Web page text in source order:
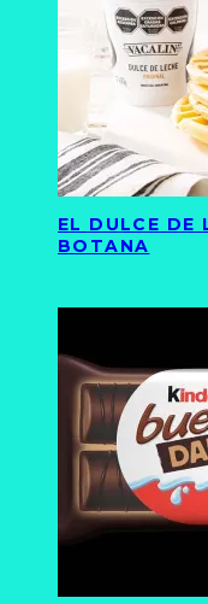
EL DULCE DE
BOTANA